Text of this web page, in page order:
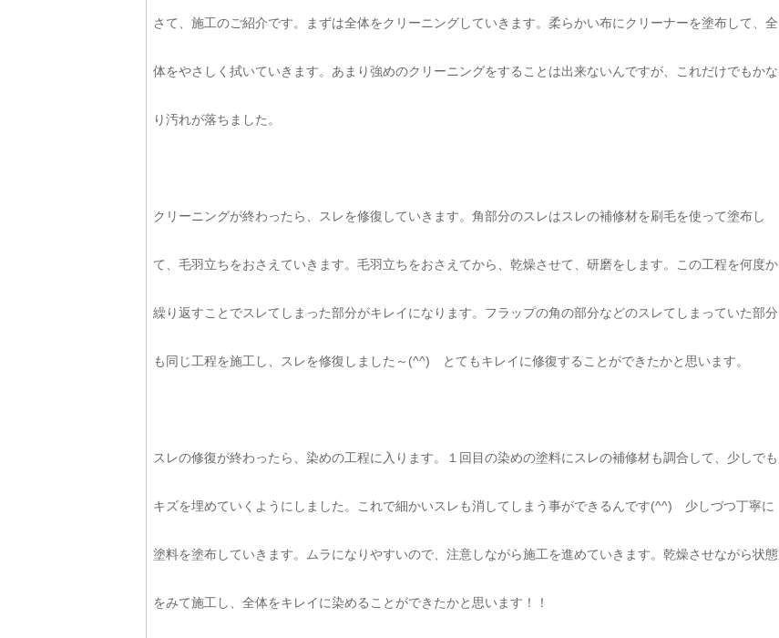
さて、施工のご紹介です。まずは全体をクリーニングしていきます。柔らかい布にクリーナーを塗布して、全
体をやさしく拭いていきます。あまり強めのクリーニングをすることは出来ないんですが、これだけでもかな
り汚れが落ちました。
クリーニングが終わったら、スレを修復していきます。角部分のスレはスレの補修材を刷毛を使って塗布し
て、毛羽立ちをおさえていきます。毛羽立ちをおさえてから、乾燥させて、研磨をします。この工程を何度か
繰り返すことでスレてしまった部分がキレイになります。フラップの角の部分などのスレてしまっていた部分
も同じ工程を施工し、スレを修復しました～(^^) とてもキレイに修復することができたかと思います。
スレの修復が終わったら、染めの工程に入ります。１回目の染めの塗料にスレの補修材も調合して、少しでも
キズを埋めていくようにしました。これで細かいスレも消してしまう事ができるんです(^^) 少しづつ丁寧に
塗料を塗布していきます。ムラになりやすいので、注意しながら施工を進めていきます。乾燥させながら状態
をみて施工し、全体をキレイに染めることができたかと思います！！